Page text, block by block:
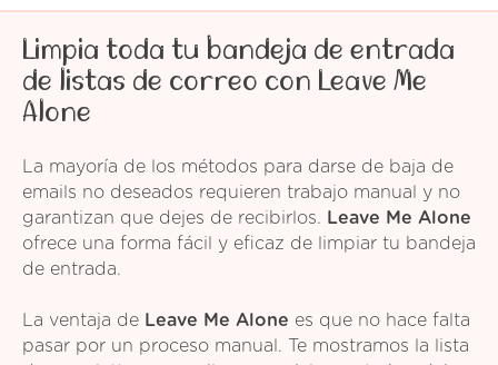
Limpia toda tu bandeja de entrada
de listas de correo con Leave Me
Alone
La mayoría de los métodos para darse de baja de
emails no deseados requieren trabajo manual y no
garantizan que dejes de recibirlos. Leave Me Alone
ofrece una forma fácil y eficaz de limpiar tu bandeja
de entrada.
La ventaja de Leave Me Alone es que no hace falta
pasar por un proceso manual. Te mostramos la lista